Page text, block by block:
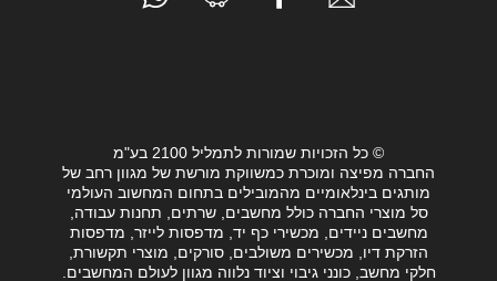
© כל הזכויות שמורות לתמליל 2100 בע"מ
החברה מפיצה ומוכרת כמשווקת מורשת של מגוון רחב של
מותגים בינלאומיים מהמובילים בתחום המחשוב העולמי
סל מוצרי החברה כולל מחשבים, שרתים, תחנות עבודה,
מחשבים ניידים, מכשירי כף יד, מדפסות לייזר, מדפסות
הזרקת דיו, מכשירים משולבים, סורקים, מוצרי תקשורת,
חלקי מחשב, כונני גיבוי וציוד נלווה מגוון לעולם המחשבים.